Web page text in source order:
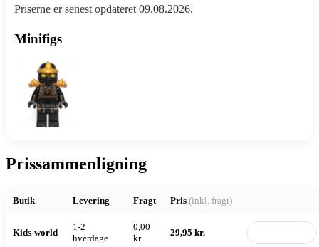
Priserne er senest opdateret 09.08.2026.
Minifigs
Prissammenligning
Butik Levering Fragt Pris (inkl. fragt)
Kids-world
1-2
hverdage
0,00
kr.
29,95 kr.